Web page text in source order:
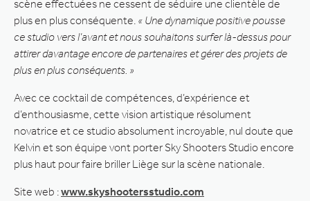
scène effectuées ne cessent de séduire une clientèle de
plus en plus conséquente. « Une dynamique positive pousse
ce studio vers l’avant et nous souhaitons surfer là-dessus pour
attirer davantage encore de partenaires et gérer des projets de
plus en plus conséquents. »
Avec ce cocktail de compétences, d’expérience et
d’enthousiasme, cette vision artistique résolument
novatrice et ce studio absolument incroyable, nul doute que
Kelvin et son équipe vont porter Sky Shooters Studio encore
plus haut pour faire briller Liège sur la scène nationale.
Site web :www.skyshootersstudio.com